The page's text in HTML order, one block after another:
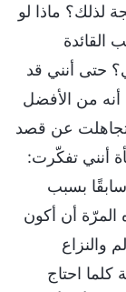
لذلك؟ ماذا لو
القائدة
حتى أنني قد
من الأفضل
عن قصد
أنني تفكّرت:
بسبب
أن أكون
والنزاع
كلما احتاج